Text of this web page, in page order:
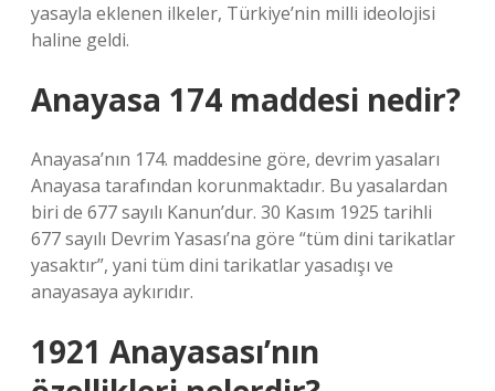
yasayla eklenen ilkeler, Türkiye’nin milli ideolojisi
haline geldi.
Anayasa 174 maddesi nedir?
Anayasa’nın 174. maddesine göre, devrim yasaları
Anayasa tarafından korunmaktadır. Bu yasalardan
biri de 677 sayılı Kanun’dur. 30 Kasım 1925 tarihli
677 sayılı Devrim Yasası’na göre “tüm dini tarikatlar
yasaktır”, yani tüm dini tarikatlar yasadışı ve
anayasaya aykırıdır.
1921 Anayasası’nın